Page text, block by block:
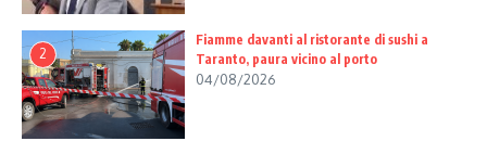
2
Fiamme davanti al ristorante di sushi a
Taranto, paura vicino al porto
04/08/2026